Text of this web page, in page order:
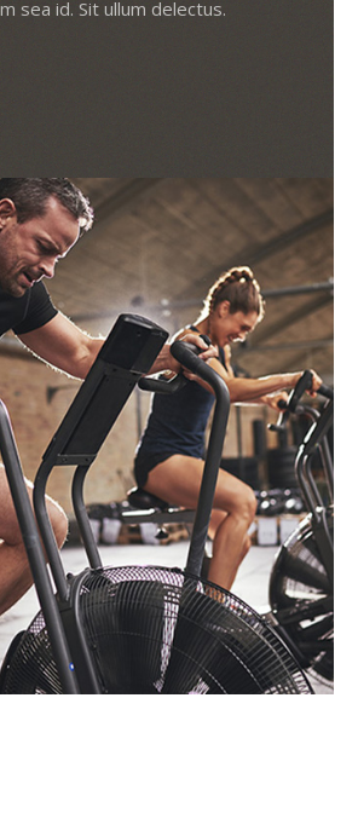
sea id. Sit ullum delectus.